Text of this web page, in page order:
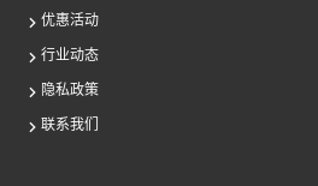
优惠活动
行业动态
隐私政策
联系我们